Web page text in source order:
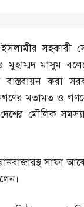
সহকারী
মাসুম
বাস্তবায়ন করা
মতামত ও
মৌলিক
সাফা